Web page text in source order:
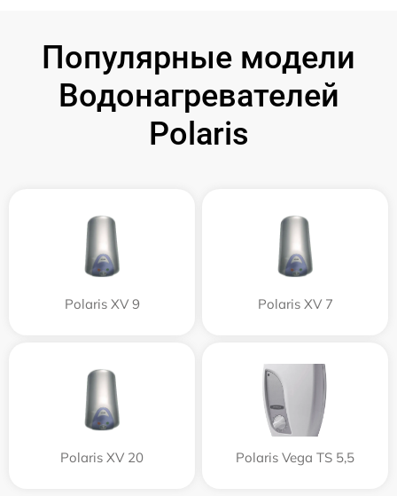
Популярные модели
Водонагревателей
Polaris
Polaris XV 9 Polaris XV 7
Polaris XV 20 Polaris Vega TS 5,5